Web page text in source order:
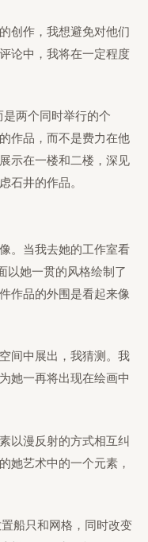
创作，我想避免对他们
论中，我将在一定程度
两个同时举行的个
作品，而不是费力在他
示在一楼和二楼，深见
石井的作品。
。当我去她的工作室看
以她一贯的风格绘制了
作品的外围是看起来像
间中展出，我猜测。我
她一再将出现在绘画中
以漫反射的方式相互纠
她艺术中的一个元素，
船只和网格，同时改变